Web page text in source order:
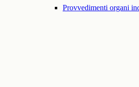
Provvedimenti organi